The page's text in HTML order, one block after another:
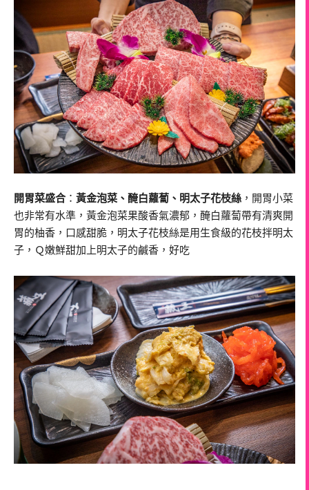
開胃菜盛合 ： 黃金泡菜、醃白蘿蔔、明太子花枝絲 ，開胃小菜
也非常有水準，黃金泡菜果酸香氣濃郁，醃白蘿蔔帶有清爽開
胃的柚香，口感甜脆，明太子花枝絲是用生食級的花枝拌明太
子，Ｑ嫩鮮甜加上明太子的鹹香，好吃